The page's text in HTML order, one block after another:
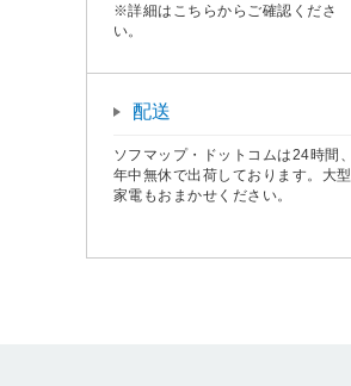
※詳細はこちらからご確認くださ
い。
配送
ソフマップ・ドットコムは24時間、
年中無休で出荷しております。大型
家電もおまかせください。